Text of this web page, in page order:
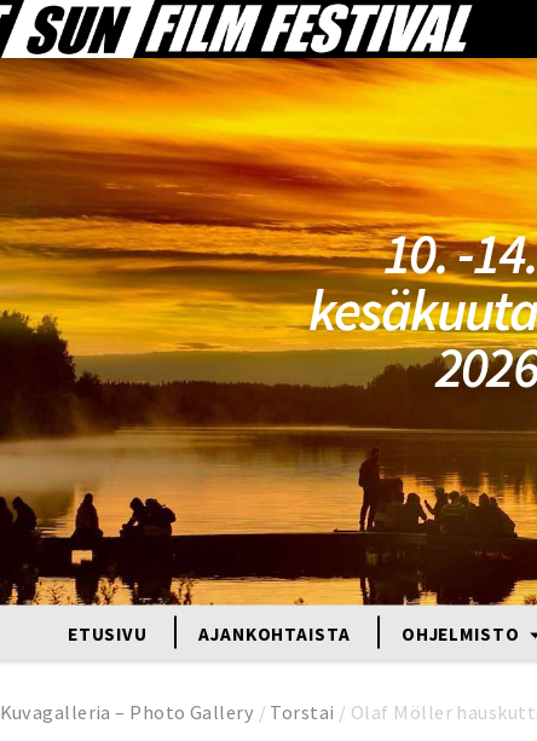
10. -14.
kesäkuuta
2026
ETUSIVU AJANKOHTAISTA OHJELMISTO
Kuvagalleria – Photo Gallery / Torstai / Olaf Möller